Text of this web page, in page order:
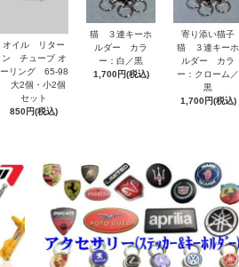
オイル リター
ン チューブ オ
ーリング 65-98
大2個・小2個
セット
850円(税込)
猫 ３連キーホ
ルダー カラ
ー：白／黒
1,700円(税込)
寄り添い猫子
猫 ３連キーホ
ルダー カラ
ー：クローム／
黒
1,700円(税込)